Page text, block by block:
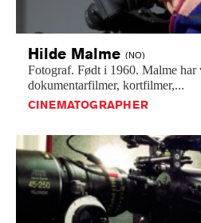
Hilde Malme (NO)
Fotograf. Født i 1960. Malme har
dokumentarfilmer, kortfilmer,...
CINEMATOGRAPHER